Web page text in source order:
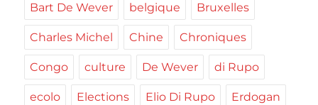
Bart De Wever belgique Bruxelles
Charles Michel Chine Chroniques
Congo culture De Wever di Rupo
ecolo Elections Elio Di Rupo Erdogan